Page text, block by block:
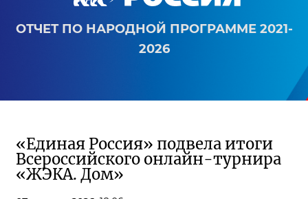
ОТЧЕТ ПО НАРОДНОЙ ПРОГРАММЕ 2021-
2026
«Единая Россия» подвела итоги
Всероссийского онлайн-турнира
«ЖЭКА. Дом»